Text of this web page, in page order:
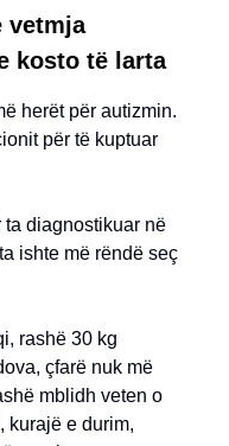
vetmja
kosto të larta
herët për autizmin.
për të kuptuar
diagnostikuar në
ishte më rëndë seç
rashë 30 kg
çfarë nuk më
mblidh veten o
kurajë e durim,